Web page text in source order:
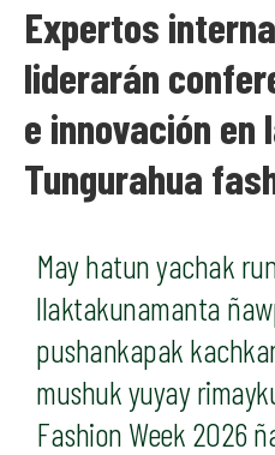
Expertos
liderarán
e innovación en
Tungurahua
May hatun yachak
llaktakunamanta
pushankapak
mushuk yuyay
Fashion Week 2026